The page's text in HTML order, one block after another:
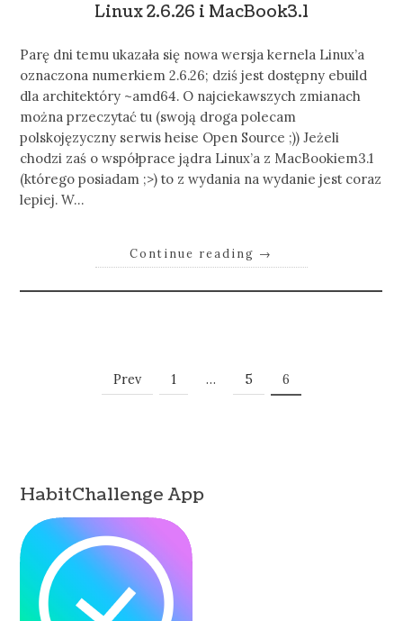
Linux 2.6.26 i MacBook3.1
Parę dni temu ukazała się nowa wersja kernela Linux’a
oznaczona numerkiem 2.6.26; dziś jest dostępny ebuild
dla architektóry ~amd64. O najciekawszych zmianach
można przeczytać tu (swoją droga polecam
polskojęzyczny serwis heise Open Source ;)) Jeżeli
chodzi zaś o współprace jądra Linux’a z MacBookiem3.1
(którego posiadam ;>) to z wydania na wydanie jest coraz
lepiej. W…
Continue reading →
Prev Page
1 … Page
5 Page
6
HabitChallenge App